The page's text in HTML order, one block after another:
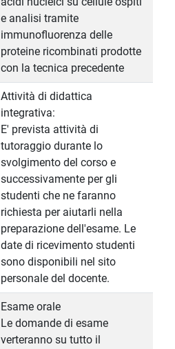
e analisi tramite
immunofluorenza delle
proteine ricombinati prodotte
con la tecnica precedente
Attività di didattica
integrativa:
E' prevista attività di
tutoraggio durante lo
svolgimento del corso e
successivamente per gli
studenti che ne faranno
richiesta per aiutarli nella
preparazione dell'esame. Le
date di ricevimento studenti
sono disponibili nel sito
personale del docente.
Esame orale
Le domande di esame
verteranno su tutto il